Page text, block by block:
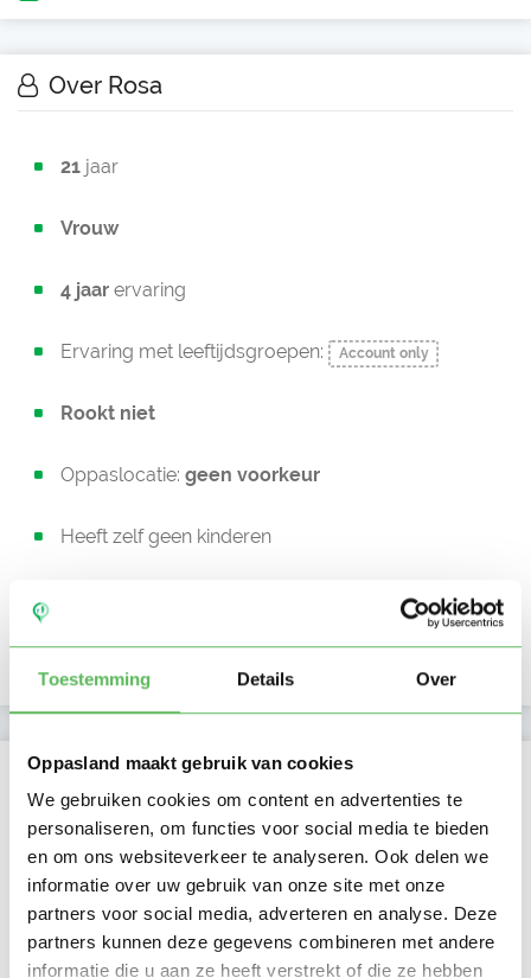
Toestemming Details Over
Oppasland maakt gebruik van cookies
We gebruiken cookies om content en advertenties te
personaliseren, om functies voor social media te bieden
en om ons websiteverkeer te analyseren. Ook delen we
informatie over uw gebruik van onze site met onze
partners voor social media, adverteren en analyse. Deze
partners kunnen deze gegevens combineren met andere
informatie die u aan ze heeft verstrekt of die ze hebben
Over Rosa
21 jaar
Vrouw
4 jaar ervaring
Ervaring met leeftijdsgroepen: Account only
Rookt niet
Oppaslocatie: geen voorkeur
Heeft zelf geen kinderen
Kan oppassen op
Ma Di Wo Do Vr Za
Zo
Ochtend
Middag
Namiddag
Avond
Nacht
NIEUW